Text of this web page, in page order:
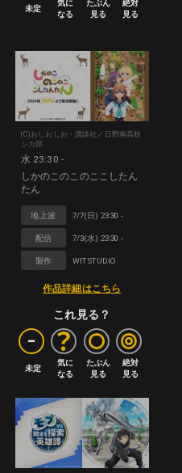
未定
気に
なる
たぶん
見る
絶対
見る
(C)おしおしお・講談社／日野南高校
シカ部
水 23:30 -
しかのこのこのここしたん
たん
地上波 7/7(日) 23:30 -
配信 7/3(水) 23:30 -
製作 WIT STUDIO
作品詳細はこちら
これ見る？
-
未定
気に
なる
たぶん
見る
絶対
見る